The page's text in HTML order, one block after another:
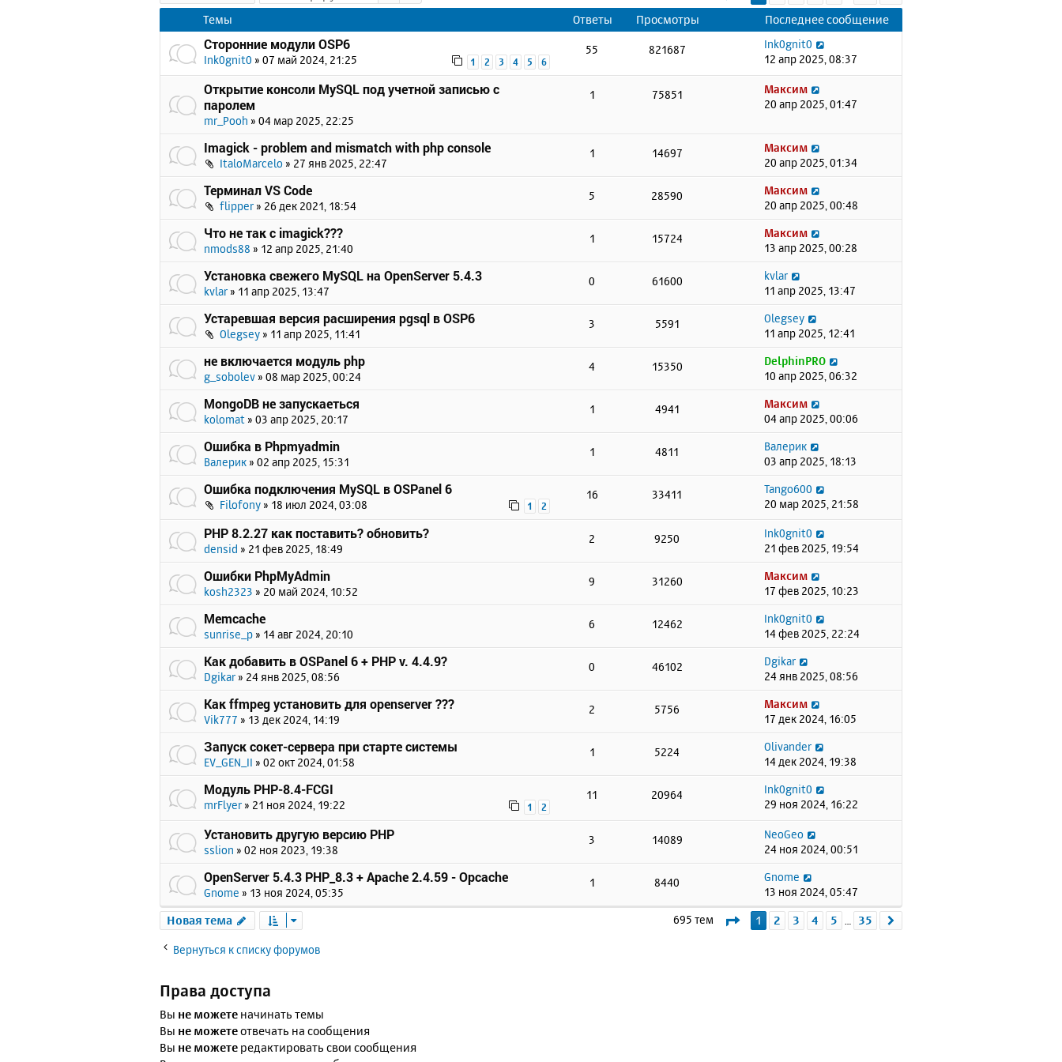
Темы
Ответы Просмотры Последнее сообщение
Сторонние модули OSP6
Ink0gnit0 » 07 май 2024, 21:25 1 2 3 4 5 6
55 821687
Ink0gnit0
12 апр 2025, 08:37
Открытие консоли MySQL под учетной записью с
паролем
mr_Pooh » 04 мар 2025, 22:25
1 75851
Максим
20 апр 2025, 01:47
Imagick - problem and mismatch with php console
ItaloMarcelo» 27 янв 2025, 22:47
1 14697
Максим
20 апр 2025, 01:34
Терминал VS Code
flipper» 26 дек 2021, 18:54
5 28590
Максим
20 апр 2025, 00:48
Что не так с imagick???
nmods88 » 12 апр 2025, 21:40
1 15724
Максим
13 апр 2025, 00:28
Установка свежего MySQL на OpenServer 5.4.3
kvlar » 11 апр 2025, 13:47
0 61600
kvlar
11 апр 2025, 13:47
Устаревшая версия расширения pgsql в OSP6
Olegsey» 11 апр 2025, 11:41
3 5591
Olegsey
11 апр 2025, 12:41
не включается модуль php
g_sobolev » 08 мар 2025, 00:24
4 15350
DelphinPRO
10 апр 2025, 06:32
MongoDB не запускаеться
kolomat » 03 апр 2025, 20:17
1 4941
Максим
04 апр 2025, 00:06
Ошибка в Phpmyadmin
Валерик » 02 апр 2025, 15:31
1 4811
Валерик
03 апр 2025, 18:13
Ошибка подключения MySQL в OSPanel 6
Filofony» 18 июл 2024, 03:08 1 2
16 33411
Tango600
20 мар 2025, 21:58
PHP 8.2.27 как поставить? обновить?
densid » 21 фев 2025, 18:49
2 9250
Ink0gnit0
21 фев 2025, 19:54
Ошибки PhpMyAdmin
kosh2323 » 20 май 2024, 10:52
9 31260
Максим
17 фев 2025, 10:23
Memcache
sunrise_p » 14 авг 2024, 20:10
6 12462
Ink0gnit0
14 фев 2025, 22:24
Как добавить в OSPanel 6 + PHP v. 4.4.9?
Dgikar » 24 янв 2025, 08:56
0 46102
Dgikar
24 янв 2025, 08:56
Как ffmpeg установить для openserver ???
Vik777 » 13 дек 2024, 14:19
2 5756
Максим
17 дек 2024, 16:05
Запуск сокет-сервера при старте системы
EV_GEN_II » 02 окт 2024, 01:58
1 5224
Olivander
14 дек 2024, 19:38
Модуль PHP-8.4-FCGI
mrFlyer » 21 ноя 2024, 19:22 1 2
11 20964
Ink0gnit0
29 ноя 2024, 16:22
Установить другую версию PHP
sslion » 02 ноя 2023, 19:38
3 14089
NeoGeo
24 ноя 2024, 00:51
OpenServer 5.4.3 PHP_8.3 + Apache 2.4.59 - Opcache
Gnome » 13 ноя 2024, 05:35
1 8440
Gnome
13 ноя 2024, 05:47
Новая тема 695 тем Страница1 из 35
1 2 3 4 5 … 35
Вернуться к списку форумов
Права доступа
Вы не можете начинать темы
Вы не можетеотвечать на сообщения
Вы не можете редактировать свои сообщения